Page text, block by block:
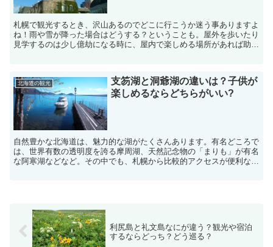
札幌で観光するとき、沢山あるのでどこに行こうか迷う事ありますよ
ね！雨や雪が降った場合はどうする？ということも。屋外を歩いたり
見学するのは少し億劫になる時に、屋内で楽しめる場所があれば助か
北海道の観光
支笏湖と洞爺湖の違いは？子供が
楽しめるならどちらがいい?
自然豊かな北海道は、魅力的な湖がたくさんあります。有名どころで
は、世界有数の透明度を誇る摩周湖、天然記念物の「まりも」が有名
な阿寒湖などなど。その中でも、札幌から比較的アクセスが便利な湖
利尻島と礼文島なにが違う？観光や宿泊
するならどっち？どう巡る？